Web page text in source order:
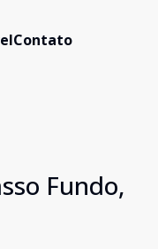
Contato
Fundo,